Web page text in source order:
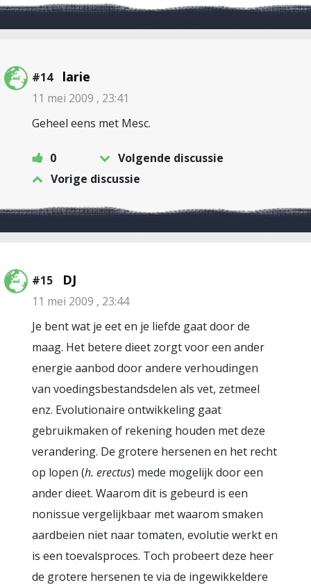
#14 larie
11 mei 2009 , 23:41
Geheel eens met Mesc.
0
Volgende discussie
Vorige discussie
#15 DJ
11 mei 2009 , 23:44
Je bent wat je eet en je liefde gaat door de
maag. Het betere dieet zorgt voor een ander
energie aanbod door andere verhoudingen
van voedingsbestandsdelen als vet, zetmeel
enz. Evolutionaire ontwikkeling gaat
gebruikmaken of rekening houden met deze
verandering. De grotere hersenen en het recht
op lopen (h. erectus) mede mogelijk door een
ander dieet. Waarom dit is gebeurd is een
nonissue vergelijkbaar met waarom smaken
aardbeien niet naar tomaten, evolutie werkt en
is een toevalsproces. Toch probeert deze heer
de grotere hersenen te via de ingewikkeldere